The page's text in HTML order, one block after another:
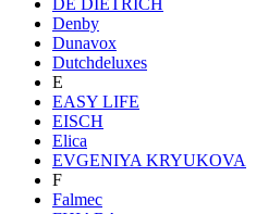
Denby
Dunavox
Dutchdeluxes
E
EASY LIFE
EISCH
Elica
EVGENIYA KRYUKOVA
F
Falmec